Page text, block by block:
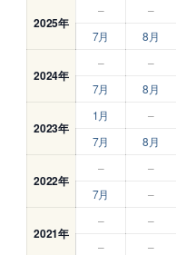
2025年
– –
7月
8月
2024年
– –
7月
8月
2023年
1月 –
7月
8月
2022年
– –
7月
–
2021年
– –
–
–